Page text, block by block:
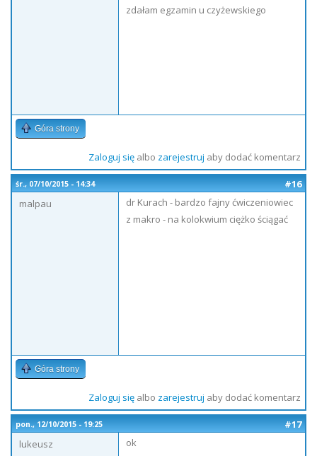
zdałam egzamin u czyżewskiego
Góra strony
Zaloguj sięalbo zarejestruj aby dodać komentarz
śr., 07/10/2015 - 14:34
#16
malpau
dr Kurach - bardzo fajny ćwiczeniowiec
z makro - na kolokwium ciężko ściągać
Góra strony
Zaloguj sięalbo zarejestruj aby dodać komentarz
pon., 12/10/2015 - 19:25
#17
lukeusz
ok